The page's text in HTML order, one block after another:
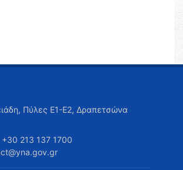
Πύλες Ε1-Ε2, Δραπετσώνα
+30 213 137 1700